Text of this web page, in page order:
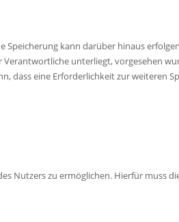
Speicherung kann darüber hinaus
unterliegt, vorgesehen
dass eine Erforderlichkeit zur weiteren
Nutzers zu ermöglichen. Hierfür muss